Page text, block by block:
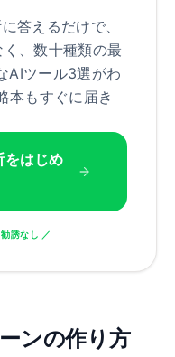
答えるだけで、
、数十種類の最
AIツール3選がわ
本もすぐに届き
をはじめ
誘なし ／
ンの作り方